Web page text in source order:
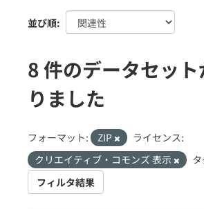
並び順
8 件のデータセッ
りました
フォーマット: ZIP
ライセンス:
クリエイティブ・コモンズ 表示
フィルタ結果